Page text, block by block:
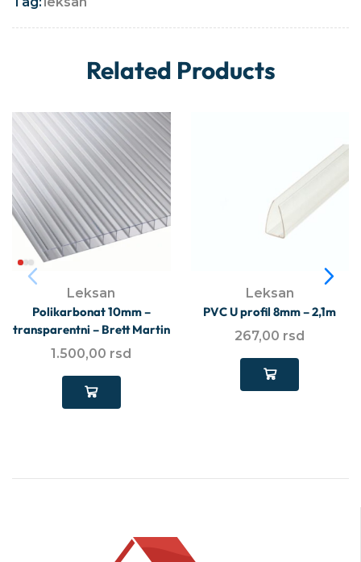
Related Products
Leksan
Polikarbonat 10mm –
transparentni – Brett Martin
1.500,00 rsd
Leksan
PVC U profil 8mm – 2,1m
267,00 rsd